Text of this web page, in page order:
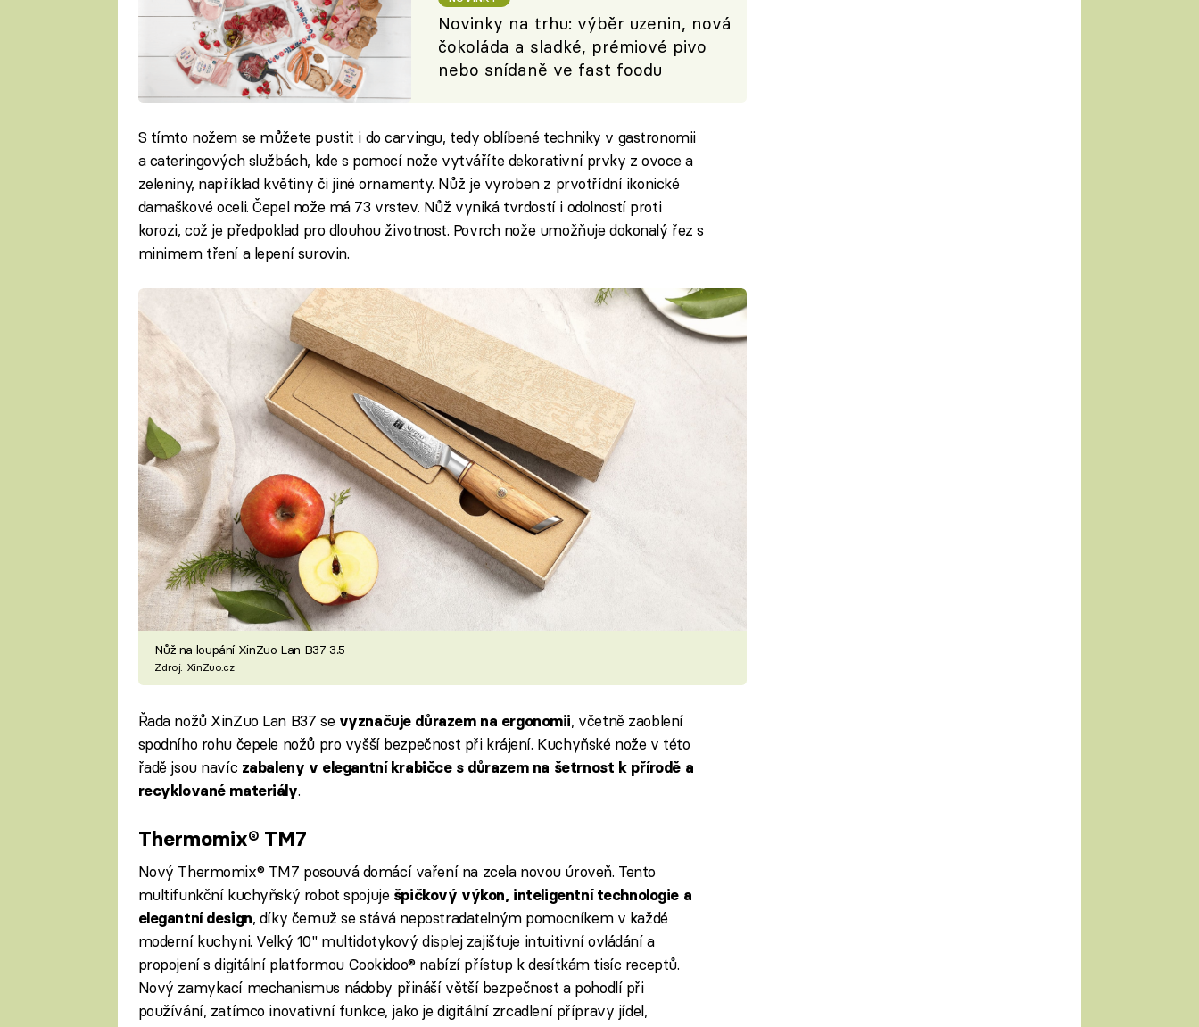
Novinky na trhu: výběr uzenin, nová
čokoláda a sladké, prémiové pivo
nebo snídaně ve fast foodu
S tímto nožem se můžete pustit i do carvingu, tedy oblíbené techniky v gastronomii
a cateringových službách, kde s pomocí nože vytváříte dekorativní prvky z ovoce a
zeleniny, například květiny či jiné ornamenty. Nůž je vyroben z prvotřídní ikonické
damaškové oceli. Čepel nože má 73 vrstev. Nůž vyniká tvrdostí i odolností proti
korozi, což je předpoklad pro dlouhou životnost. Povrch nože umožňuje dokonalý řez s
minimem tření a lepení surovin.
Nůž na loupání XinZuo Lan B37 3.5
Zdroj: XinZuo.cz
Řada nožů XinZuo Lan B37 se vyznačuje důrazem na ergonomii, včetně zaoblení
spodního rohu čepele nožů pro vyšší bezpečnost při krájení. Kuchyňské nože v této
řadě jsou navíc zabaleny v elegantní krabičce s důrazem na šetrnost k přírodě a
recyklované materiály.
Thermomix® TM7
Nový Thermomix® TM7 posouvá domácí vaření na zcela novou úroveň. Tento
multifunkční kuchyňský robot spojuješpičkový výkon, inteligentní technologie a
elegantní design, díky čemuž se stává nepostradatelným pomocníkem v každé
moderní kuchyni. Velký 10" multidotykový displej zajišťuje intuitivní ovládání a
propojení s digitální platformou Cookidoo® nabízí přístup k desítkám tisíc receptů.
Nový zamykací mechanismus nádoby přináší větší bezpečnost a pohodlí při
používání, zatímco inovativní funkce, jako je digitální zrcadlení přípravy jídel,